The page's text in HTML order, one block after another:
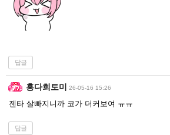
답글
홍다희토미 26-05-16 15:26
젠타 살빠지니까 코가 더커보여 ㅠㅠ
답글